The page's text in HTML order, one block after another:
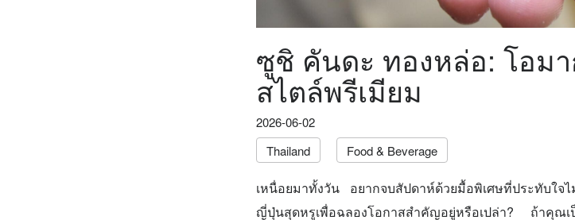
ซูชิ คันดะ ทองหล่อ: โอมา
สไตล์พรีเมียม
2026-06-02
Thailand
Food & Beverage
เหนื่อยมาทั้งวัน อยากจบสัปดาห์ด้วยมื้อพิเศษที่ประทับใจ
ญี่ปุ่นสุดหรูเพื่อฉลองโอกาสสำคัญอยู่หรือเปล่า? ถ้าคุณ